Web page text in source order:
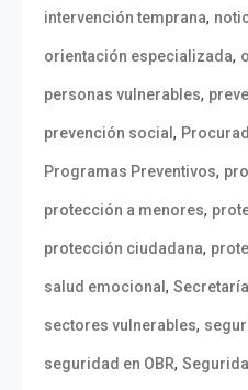
intervención temprana,
orientación especializada,
personas vulnerables,
prevención social,
Programas Preventivos,
protección a menores,
protección ciudadana,
salud emocional,
sectores vulnerables,
seguridad en OBR,